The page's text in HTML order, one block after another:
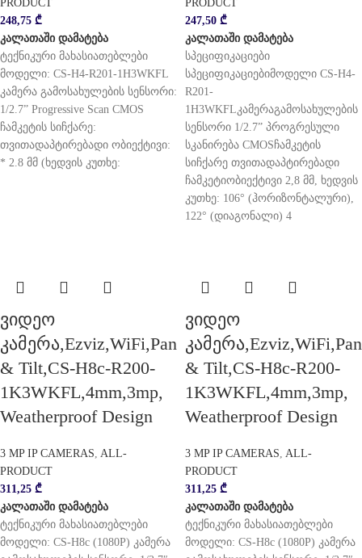
PRODUCT
248,75 ₾
კალათაში დამატება
ტექნიკური მახასიათებლები
მოდელი: CS-H4-R201-1H3WKFL
კამერა გამოსახულების სენსორი:
1/2.7” Progressive Scan CMOS
ჩამკეტის სიჩქარე:
თვითადაპტირებადი ობიექტივი:
* 2.8 მმ (ხედვის კუთხე:
PRODUCT
247,50 ₾
კალათაში დამატება
სპეციფიკაციები
სპეციფიკაციებიმოდელი CS-H4-
R201-
1H3WKFLკამერაგამოსახულების
სენსორი 1/2.7” პროგრესული
სკანირება CMOSჩამკეტის
სიჩქარე თვითადაპტირებადი
ჩამკეტიობიექტივი 2,8 მმ, ხედვის
კუთხე: 106° (ჰორიზონტალური),
122° (დიაგონალი) 4
ვიდეო
კამერა,Ezviz,WiFi,Pan
& Tilt,CS-H8c-R200-
1K3WKFL,4mm,3mp,
Weatherproof Design
3 MP IP CAMERAS, ALL-
PRODUCT
311,25 ₾
კალათაში დამატება
ტექნიკური მახასიათებლები
მოდელი: CS-H8c (1080P) კამერა
ვიდეო
კამერა,Ezviz,WiFi,Pan
& Tilt,CS-H8c-R200-
1K3WKFL,4mm,3mp,
Weatherproof Design
3 MP IP CAMERAS, ALL-
PRODUCT
311,25 ₾
კალათაში დამატება
ტექნიკური მახასიათებლები
მოდელი: CS-H8c (1080P) კამერა